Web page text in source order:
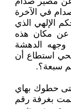
في الآخرة
رقم 7 وهي الحكم الإلهي الذي
عن مكان هذه
وجهه الدهشة
استطاع أن
سبعة؟.
حطوك بهاي
بغرفة رقم